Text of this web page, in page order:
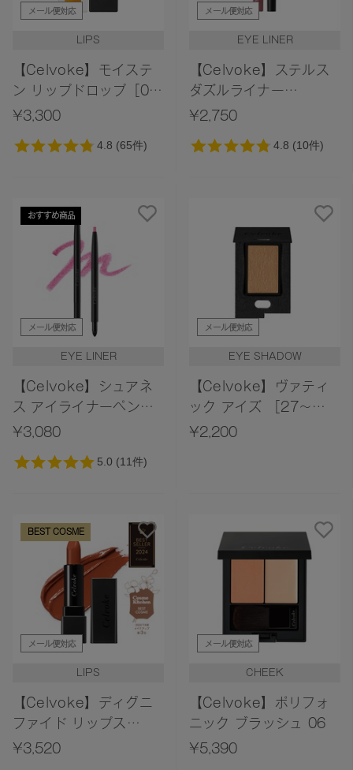
メール便対応
LIPS
【Celvoke】モイステ
ン リップドロップ［01
～04］
¥3,300
メール便対応
EYE LINER
【Celvoke】ステルス
ダズルライナー
［EX03,EX04］＜限定
Summer Collection＞
¥2,750
おすすめ商品
メール便対応
EYE LINER
【Celvoke】シュアネ
ス アイライナーペンシ
ル［17,18］
¥3,080
メール便対応
EYE SHADOW
【Celvoke】ヴァティ
ック アイズ ［27～
32］
¥2,200
BEST COSME
メール便対応
LIPS
【Celvoke】ディグニ
ファイド リップス
［04,09,10,14,23］
¥3,520
メール便対応
CHEEK
【Celvoke】ポリフォ
ニック ブラッシュ 06
¥5,390